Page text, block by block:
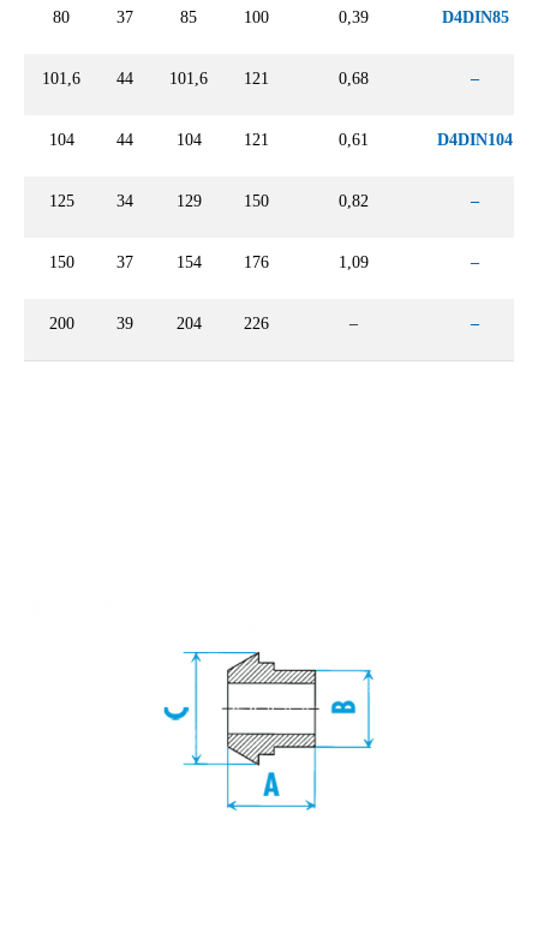
80 37 85 100 0,39 D4DIN85
101,6 44 101,6 121 0,68 –
104 44 104 121 0,61 D4DIN104
125 34 129 150 0,82 –
150 37 154 176 1,09 –
200 39 204 226 – –